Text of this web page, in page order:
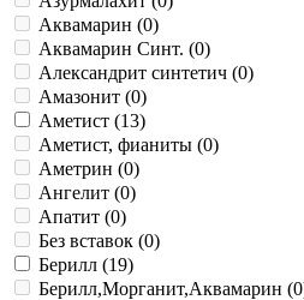
Аквамарин (0)
Аквамарин Синт. (0)
Александрит синтетич (0)
Амазонит (0)
Аметист (13)
Аметист, фианиты (0)
Аметрин (0)
Ангелит (0)
Апатит (0)
Без вставок (0)
Берилл (19)
Берилл,Морганит,Аквамарин (0